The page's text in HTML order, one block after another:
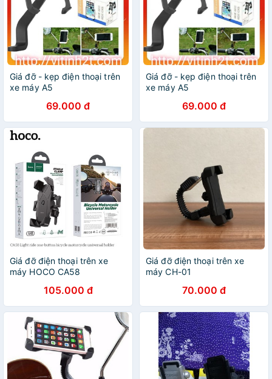
Giá đỡ - kẹp điện thoại trên
xe máy A5
69.000 đ
Giá đỡ - kẹp điện thoại trên
xe máy A5
69.000 đ
Giá đỡ điện thoại trên xe
máy HOCO CA58
105.000 đ
Giá đỡ điện thoại trên xe
máy CH-01
70.000 đ